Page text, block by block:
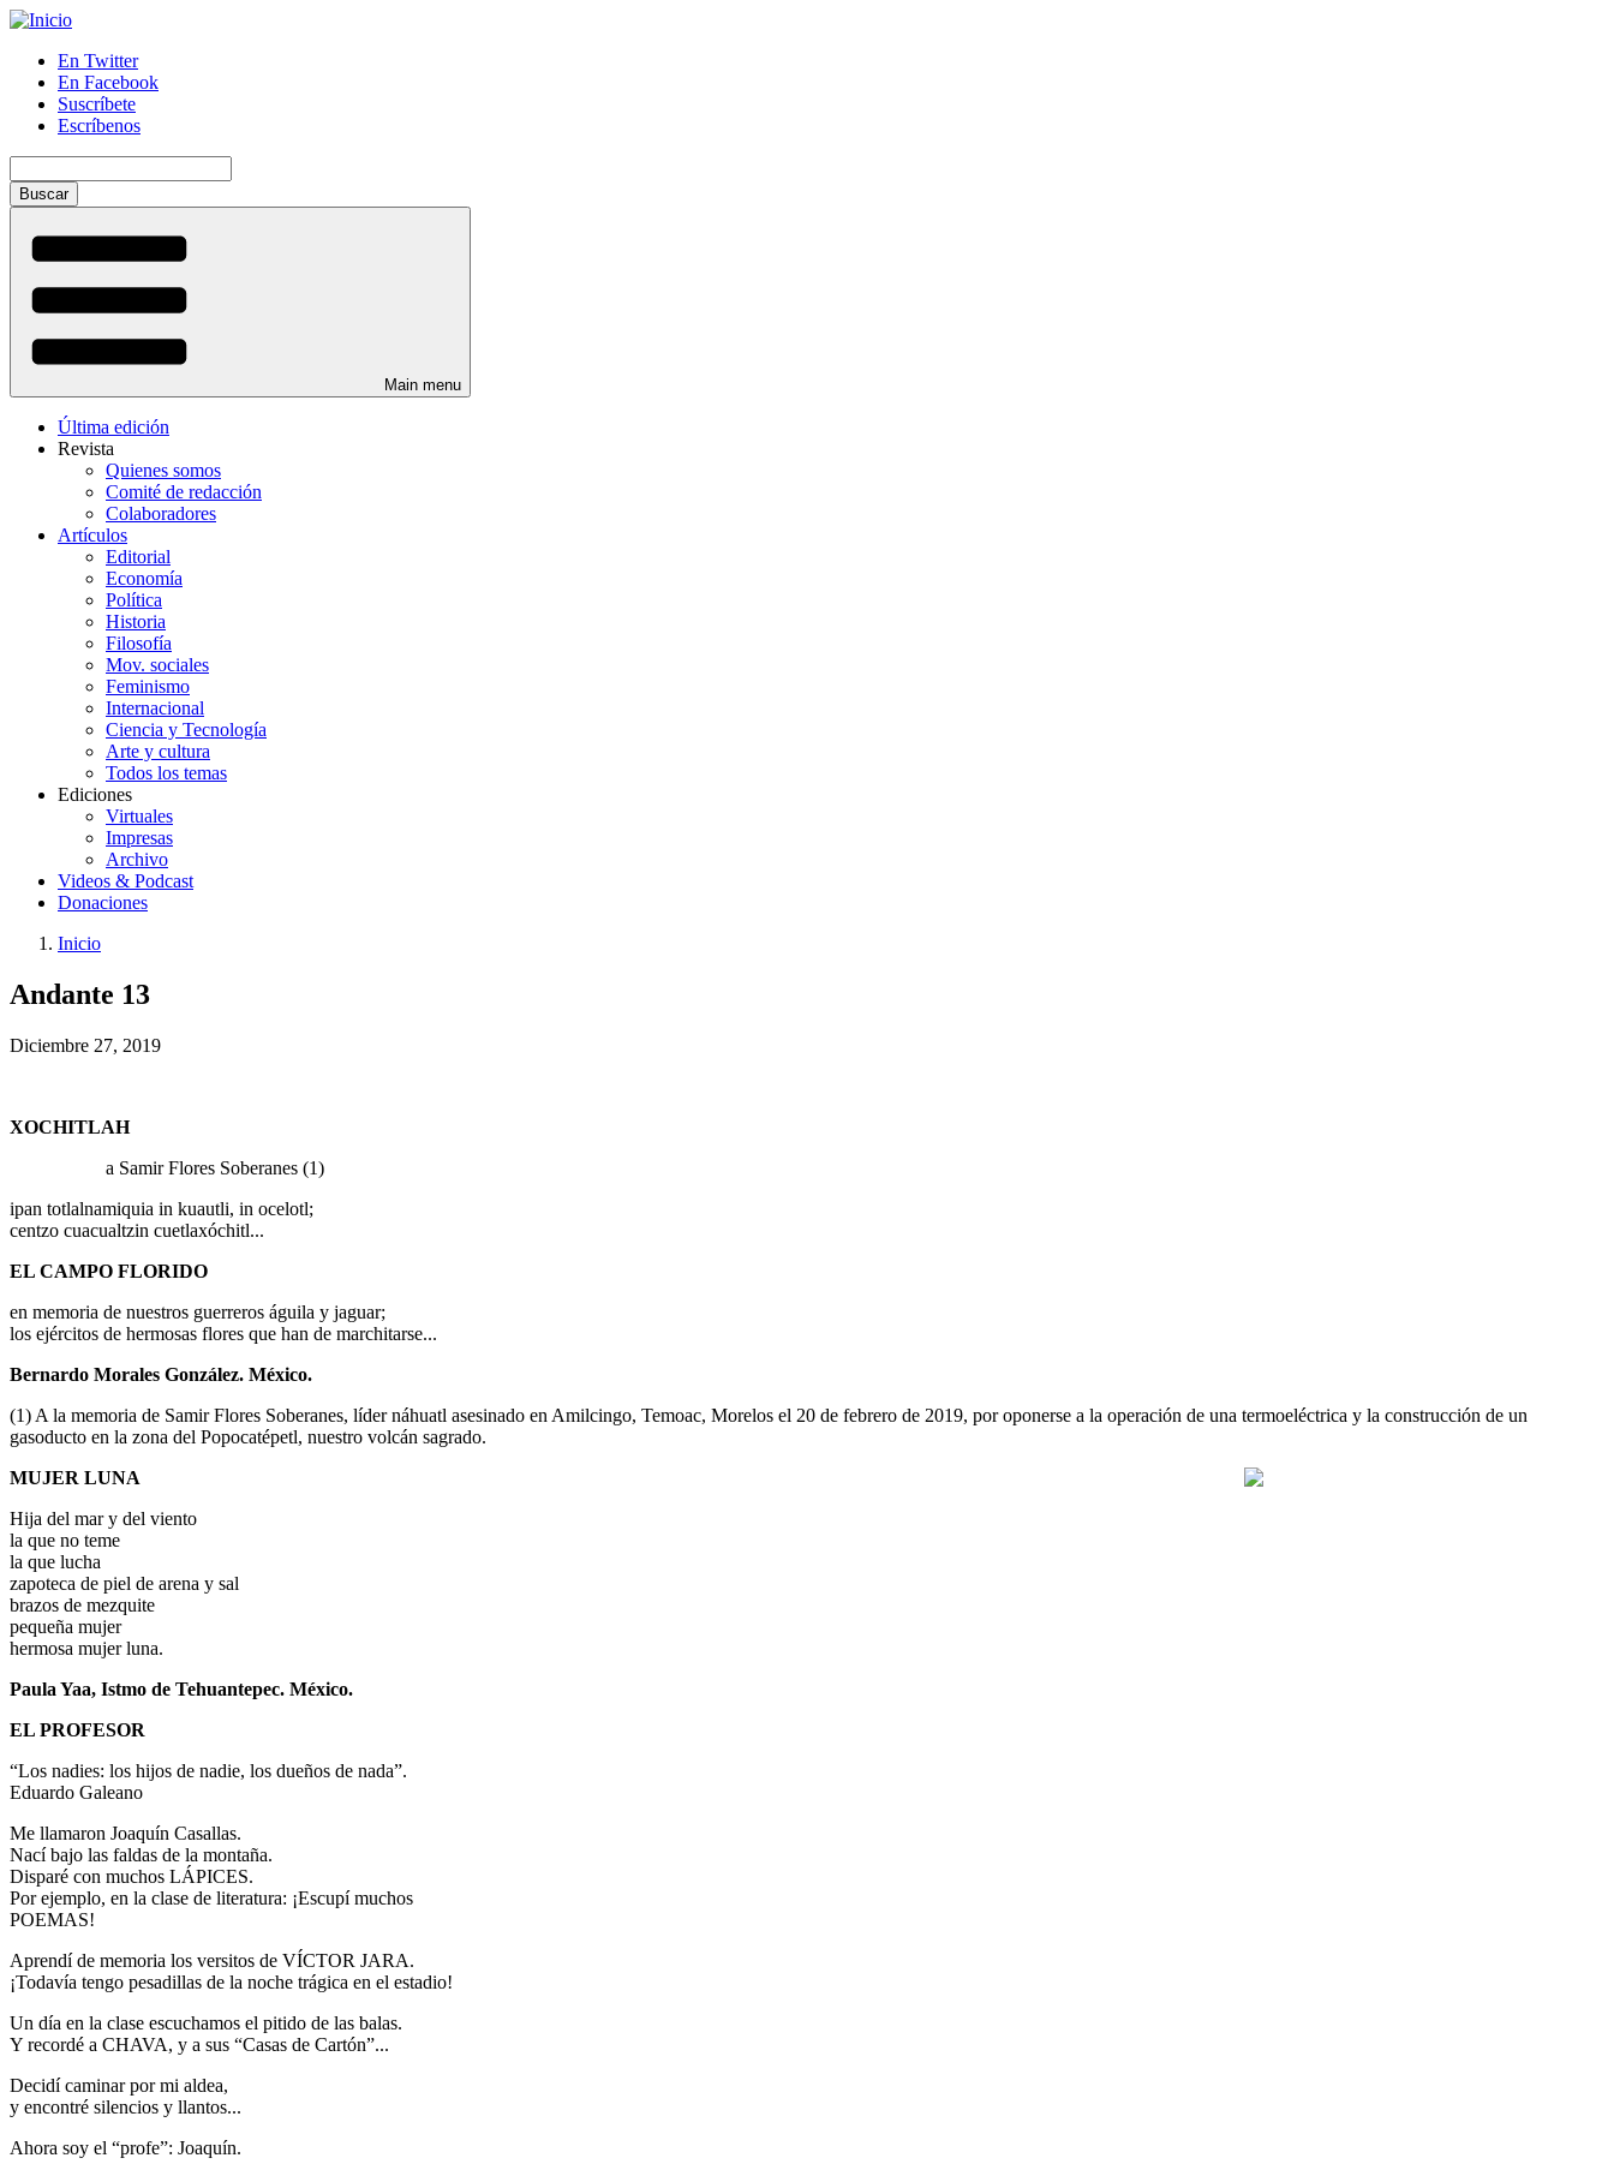
Pasar
contenido
principal
Menú
auxiliar
En Twitter
En Facebook
Suscríbete
Escríbenos
Main menu
Última edición
Revista
Quienes somos
Comité de redacción
Colaboradores
Artículos
Editorial
Economía
Política
Historia
Filosofía
Mov. sociales
Feminismo
Internacional
Ciencia y Tecnología
Arte y cultura
Todos los temas
Ediciones
Virtuales
Impresas
Archivo
Videos & Podcast
Donaciones
de
ayuda
navegación
are
Inicio
Andante 13
Diciembre 27, 2019
XOCHITLAH
a Samir Flores Soberanes (1)
ipan totlalnamiquia in kuautli, in ocelotl;
centzo cuacualtzin cuetlaxóchitl...
EL CAMPO FLORIDO
en memoria de nuestros guerreros águila y jaguar;
los ejércitos de hermosas flores que han de marchitarse...
Bernardo Morales González. México.
(1) A la memoria de Samir Flores Soberanes, líder náhuatl asesinado en Amilcingo, Temoac, Morelos el 20 de febrero de 2019, por oponerse a la operación de una termoeléctrica y la construcción de un
gasoducto en la zona del Popocatépetl, nuestro volcán sagrado.
MUJER LUNA
Hija del mar y del viento
la que no teme
la que lucha
zapoteca de piel de arena y sal
brazos de mezquite
pequeña mujer
hermosa mujer luna.
Paula Yaa, Istmo de Tehuantepec. México.
EL PROFESOR
“Los nadies: los hijos de nadie, los dueños de nada”.
Eduardo Galeano
Me llamaron Joaquín Casallas.
Nací bajo las faldas de la montaña.
Disparé con muchos LÁPICES.
Por ejemplo, en la clase de literatura: ¡Escupí muchos
POEMAS!
Aprendí de memoria los versitos de VÍCTOR JARA.
¡Todavía tengo pesadillas de la noche trágica en el estadio!
Un día en la clase escuchamos el pitido de las balas.
Y recordé a CHAVA, y a sus “Casas de Cartón”...
Decidí caminar por mi aldea,
y encontré silencios y llantos...
Ahora soy el “profe”: Joaquín.